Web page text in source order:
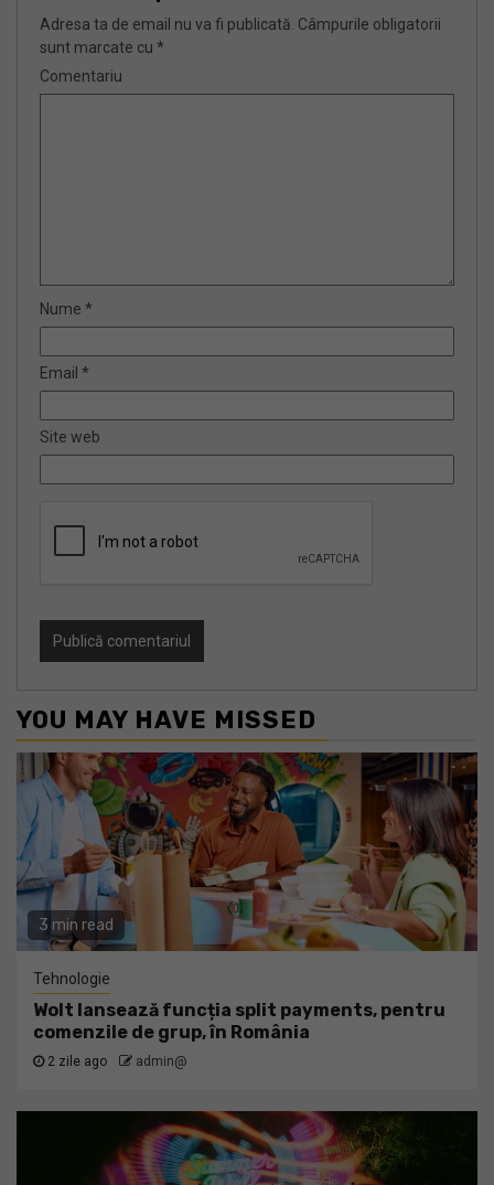
Adresa ta de email nu va fi publicată. Câmpurile obligatorii
sunt marcate cu *
Comentariu
Nume *
Email *
Site web
YOU MAY HAVE MISSED
3 min read
Tehnologie
Wolt lansează funcția split payments, pentru
comenzile de grup, în România
2 zile ago admin@